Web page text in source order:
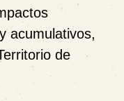
acumulativos,
de